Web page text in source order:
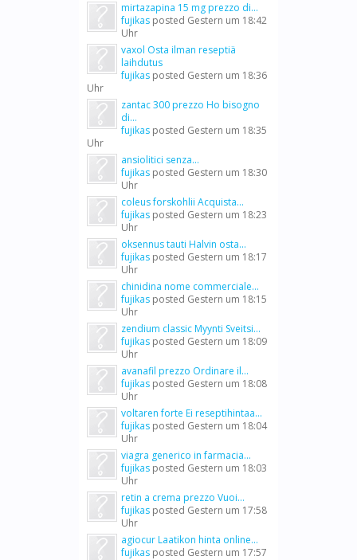
mirtazapina 15 mg prezzo di...
fujikas posted Gestern um 18:42
Uhr
vaxol Osta ilman reseptiä
laihdutus
fujikas posted Gestern um 18:36
Uhr
zantac 300 prezzo Ho bisogno
di...
fujikas posted Gestern um 18:35
Uhr
ansiolitici senza...
fujikas posted Gestern um 18:30
Uhr
coleus forskohlii Acquista...
fujikas posted Gestern um 18:23
Uhr
oksennus tauti Halvin osta...
fujikas posted Gestern um 18:17
Uhr
chinidina nome commerciale...
fujikas posted Gestern um 18:15
Uhr
zendium classic Myynti Sveitsi...
fujikas posted Gestern um 18:09
Uhr
avanafil prezzo Ordinare il...
fujikas posted Gestern um 18:08
Uhr
voltaren forte Ei reseptihintaa...
fujikas posted Gestern um 18:04
Uhr
viagra generico in farmacia...
fujikas posted Gestern um 18:03
Uhr
retin a crema prezzo Vuoi...
fujikas posted Gestern um 17:58
Uhr
agiocur Laatikon hinta online...
fujikas posted Gestern um 17:57